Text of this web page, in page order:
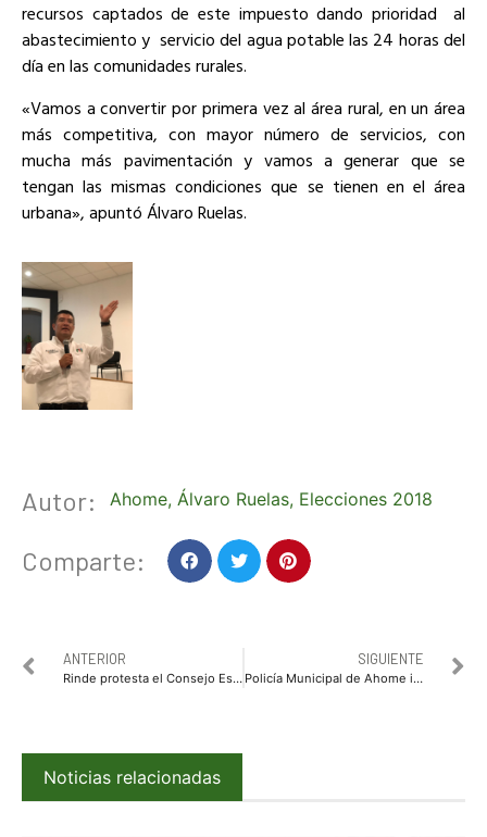
recursos captados de este impuesto dando prioridad al
abastecimiento y servicio del agua potable las 24 horas del
día en las comunidades rurales.
«Vamos a convertir por primera vez al área rural, en un área
más competitiva, con mayor número de servicios, con
mucha más pavimentación y vamos a generar que se
tengan las mismas condiciones que se tienen en el área
urbana», apuntó Álvaro Ruelas.
Autor: Ahome, Álvaro Ruelas, Elecciones 2018
Comparte:
ANTERIOR
Rinde protesta el Consejo Estatal de Protección Civil
SIGUIENTE
Policía Municipal de Ahome inicia el reclutamiento de aspirantes
Noticias relacionadas